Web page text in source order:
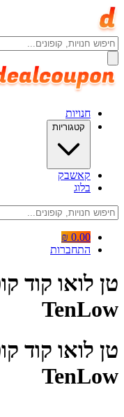
חנויות
קטגוריות
קאשבק
בלוג
0.00 ₪
התחברות
טן לואו קוד
TenLow
טן לואו קוד
TenLow